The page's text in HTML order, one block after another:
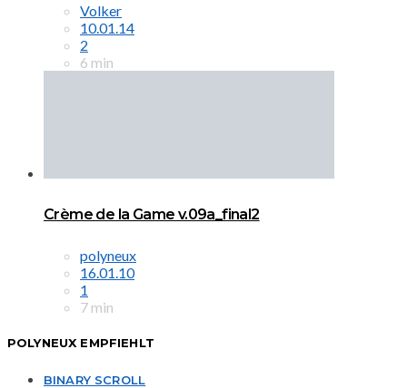
Volker
10.01.14
2
6 min
Crème de la Game v.09a_final2
polyneux
16.01.10
1
7 min
POLYNEUX EMPFIEHLT
BINARY SCROLL